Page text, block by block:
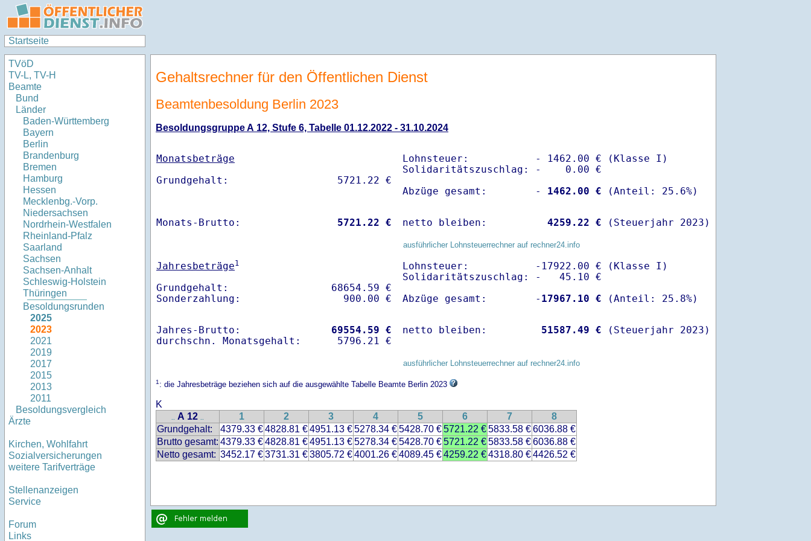
Startseite
TVöD
TV-L, TV-H
Beamte
Bund
Länder
Baden-Württemberg
Bayern
Berlin
Brandenburg
Bremen
Hamburg
Hessen
Mecklenbg.-Vorp.
Niedersachsen
Nordrhein-Westfalen
Rheinland-Pfalz
Saarland
Sachsen
Sachsen-Anhalt
Schleswig-Holstein
Thüringen
Besoldungsrunden
2025
2023
2021
2019
2017
2015
2013
2011
Besoldungsvergleich
Ärzte
Kirchen, Wohlfahrt
Sozialversicherungen
weitere Tarifverträge
Stellenanzeigen
Service
Forum
Links
Gehaltsrechner für den Öffentlichen Dienst
Beamtenbesoldung Berlin 2023
Besoldungsgruppe A 12, Stufe 6, Tabelle 01.12.2022 - 31.10.2024
Monatsbeträge
Lohnsteuer:           - 1462.00 € (Klasse I)
Solidaritätszuschlag: -    0.00 €
Abzüge gesamt:        -
1462.00 €
Monats-Brutto: 5721.22 € netto bleiben: 4259.22 € (Steuerjahr 2023)
ausführlicher Lohnsteuerrechner auf rechner24.info
Jahresbeträge1
Grundgehalt:                 68654.59 €
Lohnsteuer:           -17922.00 € (Klasse I)
Solidaritätszuschlag: -   45.10 €
Abzüge gesamt:        - 17967.10 €
Jahres-Brutto: 69554.59 €
netto bleiben: 51587.49 € (Steuerjahr 2023)
ausführlicher Lohnsteuerrechner auf rechner24.info
1: die Jahresbeträge beziehen sich auf die ausgewählte Tabelle Beamte Berlin 2023
K
.. A 12 .. 1 2 3 4 5 6 7
8
Grundgehalt:
4379.33 €4828.81 €4951.13 €5278.34 €5428.70 €5721.22 €5833.58 €6036.88 €
Brutto gesamt: 4379.33 €4828.81 €4951.13 €5278.34 €5428.70 €5721.22 €5833.58 €6036.88 €
Netto gesamt: 3452.17 €3731.31 €3805.72 €4001.26 €4089.45 €4259.22 €4318.80 €4426.52 €